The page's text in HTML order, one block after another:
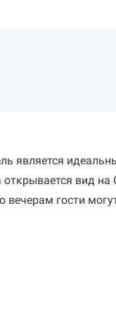
является
вид
вечерам гости